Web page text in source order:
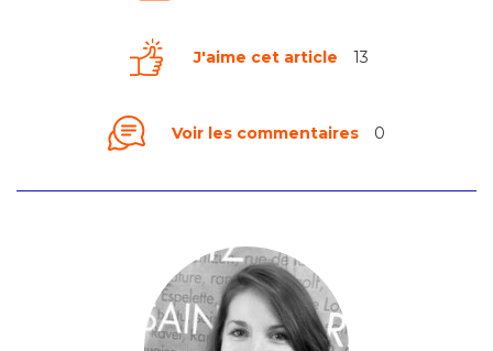
J'aime cet article 13
Voir les commentaires 0